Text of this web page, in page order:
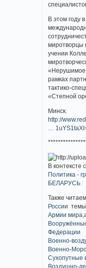
В этом году
миротворцы
учении
«Нерушимое
рамках
тактико-
«Степной
Минск.
http://
…
В контексте
Политика -
БЕЛАРУСЬ
Также
России
Армии
Федерации
Военно-
Военно-
Сухопутные
Воздушно-